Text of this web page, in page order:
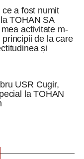
a fost numit
TOHAN SA
activitate m-
de la care
și
USR Cugir,
la TOHAN